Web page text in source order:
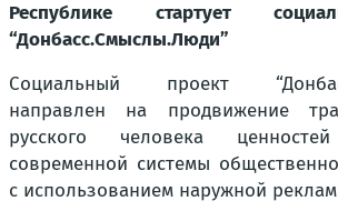
Республике стартует
“Донбасс.Смыслы.Люди”
Социальный проект
направлен на продвижение
русского человека
современной системы
с использованием наружной